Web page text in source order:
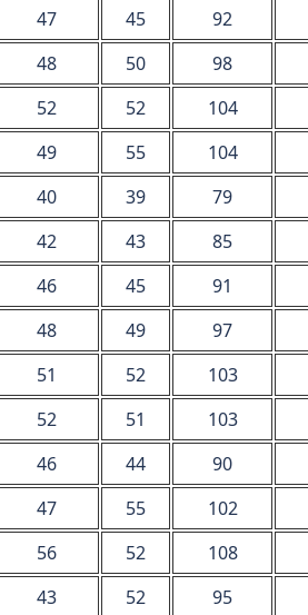
47 45 92
48 50 98
52 52 104
49 55 104
40 39 79
42 43 85
46 45 91
48 49 97
51 52 103
52 51 103
46 44 90
47 55 102
56 52 108
43 52 95